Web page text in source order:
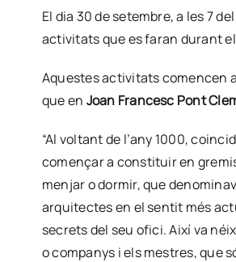
El dia 30 de setembre, a les 7
activitats que es faran durant
Aquestes activitats comencen
que en Joan Francesc Pont
“Al voltant de l’any 1000,
començar a constituir en
menjar o dormir, que
arquitectes en el sentit més
secrets del seu ofici. Així va
o companys i els mestres, que